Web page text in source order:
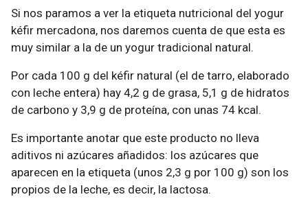
Si nos paramos a ver la etiqueta nutricional del yogur
kéfir mercadona, nos daremos cuenta de que esta es
muy similar a la de un yogur tradicional natural.
Por cada 100 g del kéfir natural (el de tarro, elaborado
con leche entera) hay 4,2 g de grasa, 5,1 g de hidratos
de carbono y 3,9 g de proteína, con unas 74 kcal.
Es importante anotar que este producto no lleva
aditivos ni azúcares añadidos: los azúcares que
aparecen en la etiqueta (unos 2,3 g por 100 g) son los
propios de la leche, es decir, la lactosa.